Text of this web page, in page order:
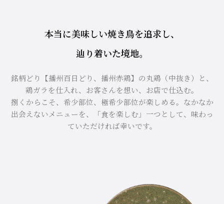
本当に美味しい焼き鳥を追求し、
辿り着いた境地。
銘柄どり【播州百日どり、播州赤鶏】の丸鶏（中抜き）と、
鶏ガラを仕入れ、お客さんを想い、お店で仕込む。
捌くからこそ、希少部位、極希少部位が楽しめる。なかなか
出会えないメニューを、「食を楽しむ」一つとして、味わっ
ていただければ幸いです。